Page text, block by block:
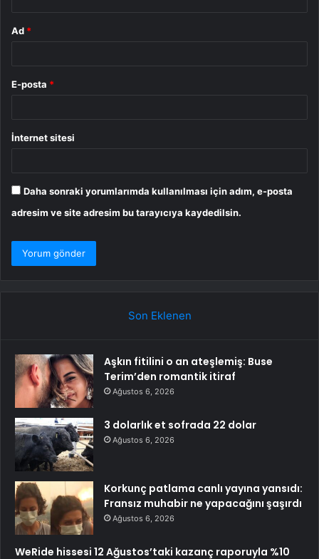
Ad *
E-posta *
İnternet sitesi
Daha sonraki yorumlarımda kullanılması için adım, e-posta
adresim ve site adresim bu tarayıcıya kaydedilsin.
Son Eklenen
Aşkın fitilini o an ateşlemiş: Buse
Terim’den romantik itiraf
Ağustos 6, 2026
3 dolarlık et sofrada 22 dolar
Ağustos 6, 2026
Korkunç patlama canlı yayına yansıdı:
Fransız muhabir ne yapacağını şaşırdı
Ağustos 6, 2026
WeRide hissesi 12 Ağustos’taki kazanç raporuyla %10